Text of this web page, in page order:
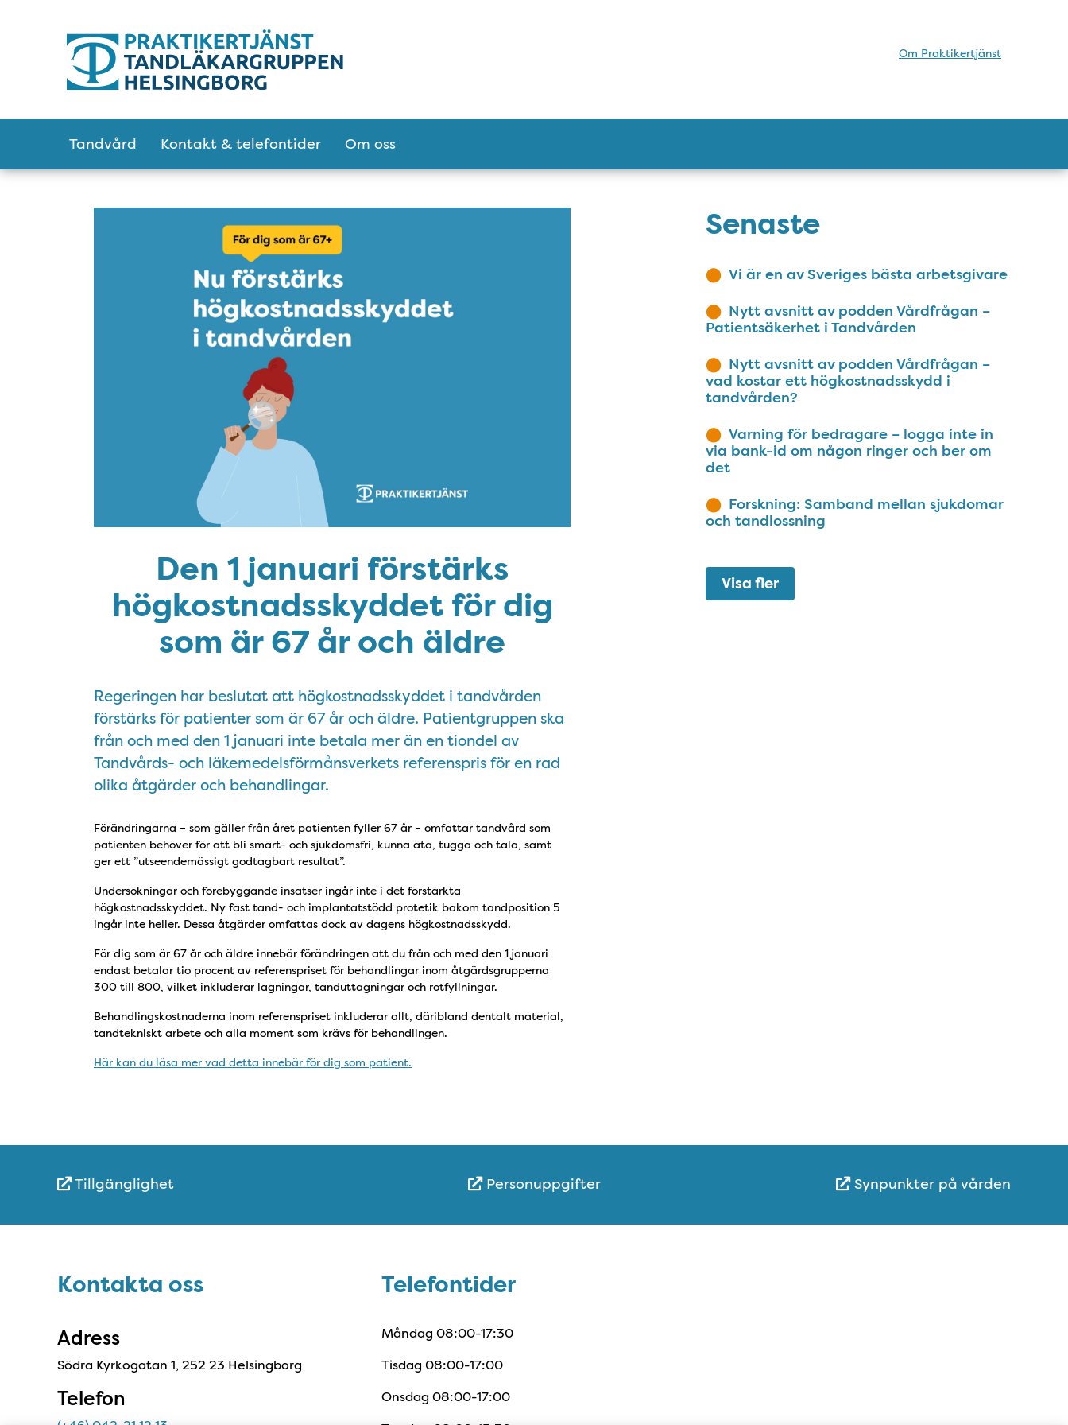
Om Praktikertjänst
Tandvård Kontakt & telefontider Om oss
Den 1 januari förstärks
högkostnadsskyddet för dig
som är 67 år och äldre
Regeringen har beslutat att högkostnadsskyddet i tandvården
förstärks för patienter som är 67 år och äldre. Patientgruppen ska
från och med den 1 januari inte betala mer än en tiondel av
Tandvårds- och läkemedelsförmånsverkets referenspris för en rad
olika åtgärder och behandlingar.
Förändringarna – som gäller från året patienten fyller 67 år – omfattar tandvård som
patienten behöver för att bli smärt- och sjukdomsfri, kunna äta, tugga och tala, samt
ger ett ”utseendemässigt godtagbart resultat”.
Undersökningar och förebyggande insatser ingår inte i det förstärkta
högkostnadsskyddet. Ny fast tand- och implantatstödd protetik bakom tandposition 5
ingår inte heller. Dessa åtgärder omfattas dock av dagens högkostnadsskydd.
För dig som är 67 år och äldre innebär förändringen att du från och med den 1 januari
endast betalar tio procent av referenspriset för behandlingar inom åtgärdsgrupperna
300 till 800, vilket inkluderar lagningar, tanduttagningar och rotfyllningar.
Behandlingskostnaderna inom referenspriset inkluderar allt, däribland dentalt material,
tandtekniskt arbete och alla moment som krävs för behandlingen.
Här kan du läsa mer vad detta innebär för dig som patient.
Senaste
Vi är en av Sveriges bästa arbetsgivare
Nytt avsnitt av podden Vårdfrågan –
Patientsäkerhet i Tandvården
Nytt avsnitt av podden Vårdfrågan –
vad kostar ett högkostnadsskydd i
tandvården?
Varning för bedragare – logga inte in
via bank-id om någon ringer och ber om
det
Forskning: Samband mellan sjukdomar
och tandlossning
Visa fler
Snabblänkar
Tillgänglighet Personuppgifter Synpunkter på vården
Kontakta oss
Kontakta oss
Adress
Södra Kyrkogatan 1, 252 23 Helsingborg
Telefon
Telefontider
Telefontider
Måndag 08:00-17:30
Tisdag 08:00-17:00
Onsdag 08:00-17:00